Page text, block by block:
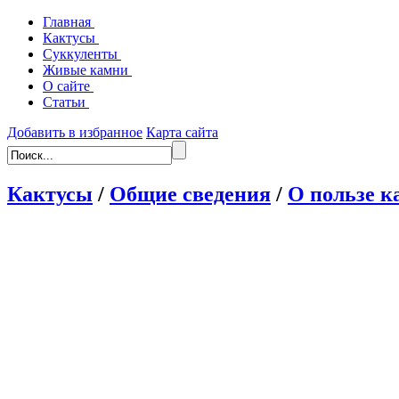
Главная
Кактусы
Суккуленты
Живые камни
О сайте
Статьи
Добавить в избранное Карта сайта
Кактусы / Общие сведения / О пользе